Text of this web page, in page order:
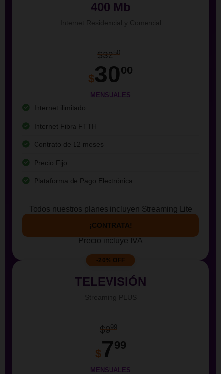
400 Mb
$3250
$3000
MENSUALES
Internet ilimitado
Internet Fibra FTTH
Contrato de 12 meses
Precio Fijo
Plataforma de Pago Electrónica
Todos nuestros planes incluyen Streaming Lite
¡CONTRATA!
Precio incluye IVA
-20% OFF
TELEVISIÓN
$999
$799
MENSUALES